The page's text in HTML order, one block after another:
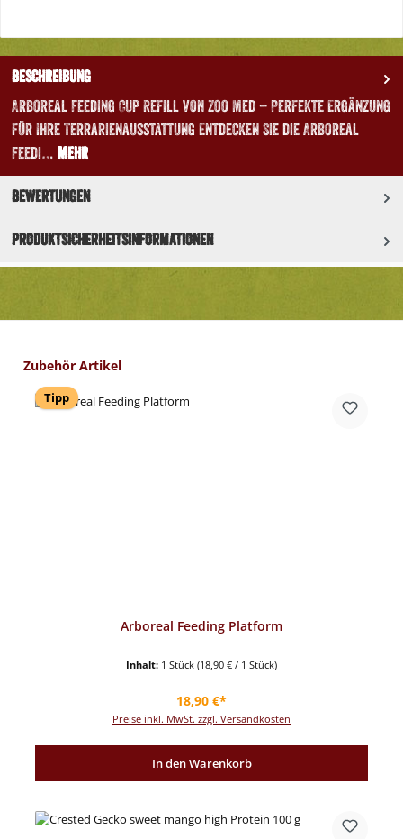
Beschreibung
Arboreal Feeding Cup Refill von Zoo Med – Perfekte Ergänzung
für Ihre Terrarienausstattung Entdecken Sie die Arboreal
Feedi… Mehr
Bewertungen
Produktsicherheitsinformationen
Produktgalerie überspringen
Zubehör Artikel
Tipp
Arboreal Feeding Platform
Inhalt: 1 Stück (18,90 € / 1 Stück)
Regulärer Preis:
18,90 €*
Preise inkl. MwSt. zzgl. Versandkosten
In den Warenkorb